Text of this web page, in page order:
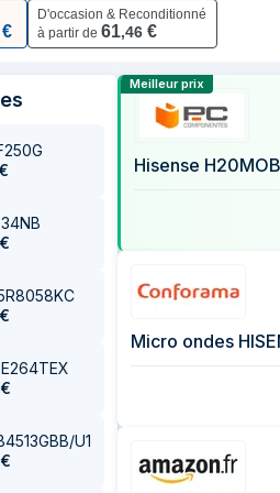
€
D'occasion & Reconditionné
à partir de 61,46 €
€
€
€
€
U1
€
Comparer
Meilleur prix
Hisense
Micro ondes